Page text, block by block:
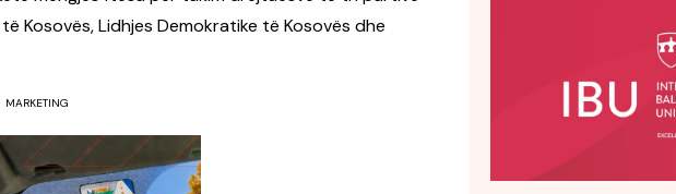
Kosovës, Lidhjes Demokratike të Kosovës dhe
MARKETING